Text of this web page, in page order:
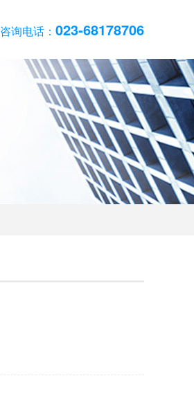
咨询电话： 023-68178706